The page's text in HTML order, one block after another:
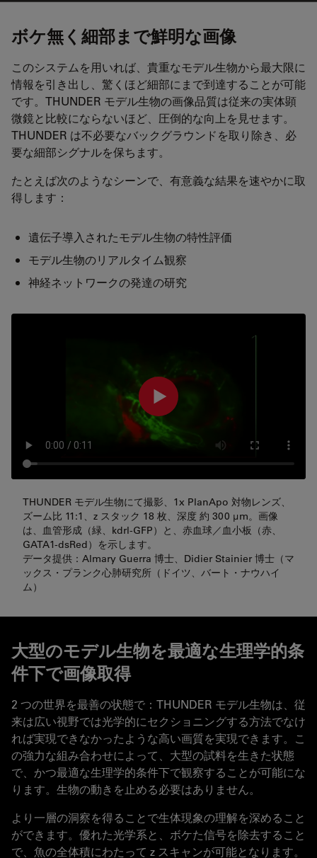
ボケ無く細部まで鮮明な画像
このシステムを用いれば、貴重なモデル生物から最大限に
情報を引き出し、驚くほど細部にまで到達することが可能
です。THUNDER モデル生物の画像品質は従来の実体顕
微鏡と比較にならないほど、圧倒的な向上を見せます。
THUNDER は不必要なバックグラウンドを取り除き、必
要な細部シグナルを保ちます。
たとえば次のようなシーンで、有意義な結果を速やかに取
得します：
遺伝子導入されたモデル生物の特性評価
モデル生物のリアルタイム観察
神経ネットワークの発達の研究
THUNDER モデル生物にて撮影、1x PlanApo 対物レンズ、
ズーム比 11:1、z スタック 18 枚、深度 約 300 μm。画像
は、血管形成（緑、kdrl-GFP）と、赤血球／血小板（赤、
GATA1-dsRed）を示します。
データ提供：Almary Guerra 博士、Didier Stainier 博士（マ
ックス・プランク心肺研究所（ドイツ、バート・ナウハイ
ム）
大型のモデル生物を最適な生理学的条
件下で画像取得
2 つの世界を最善の状態で：THUNDER モデル生物は、従
来は広い視野では光学的にセクショニングする方法でなけ
れば実現できなかったような高い画質を実現できます。こ
の強力な組み合わせによって、大型の試料を生きた状態
で、かつ最適な生理学的条件下で観察することが可能にな
ります。生物の動きを止める必要はありません。
より一層の洞察を得ることで生体現象の理解を深めること
ができます。優れた光学系と、ボケた信号を除去すること
で、魚の全体積にわたって z スキャンが可能となります。